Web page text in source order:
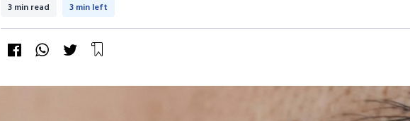
3 min read 3 min left